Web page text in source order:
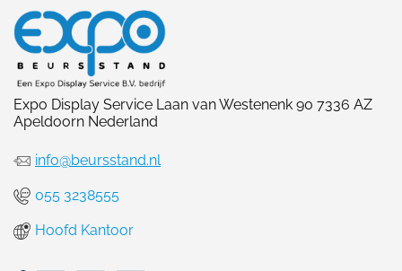
Expo Display Service Laan van Westenenk 90 7336 AZ
Apeldoorn Nederland
info@beursstand.nl
055 3238555
Hoofd Kantoor